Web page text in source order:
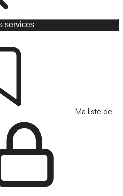
services
Ma liste de